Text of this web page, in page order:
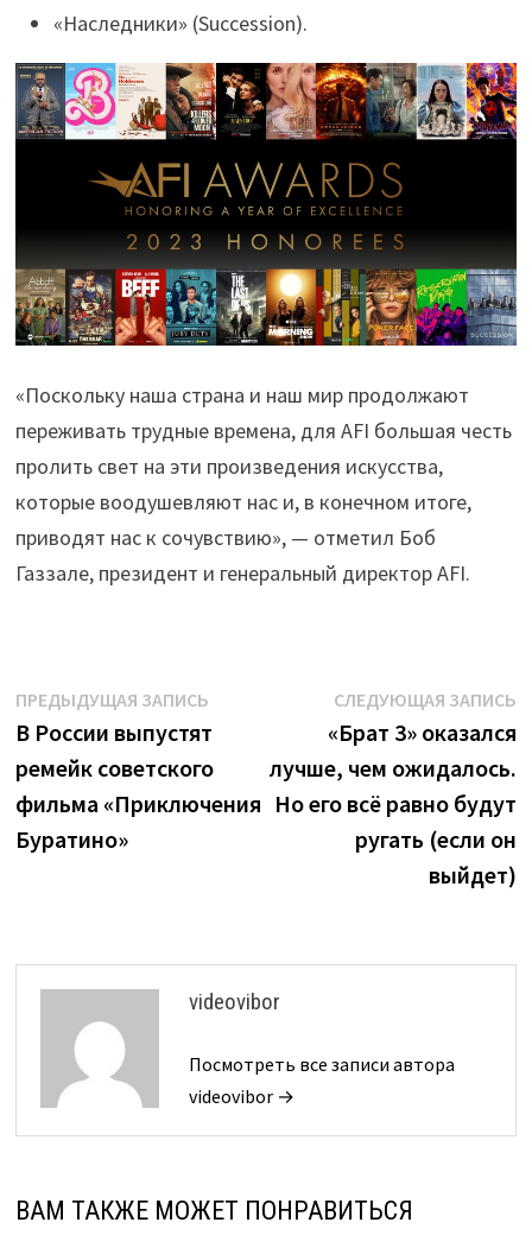
«Наследники» (Succession).
«Поскольку наша страна и наш мир продолжают
переживать трудные времена, для AFI большая честь
пролить свет на эти произведения искусства,
которые воодушевляют нас и, в конечном итоге,
приводят нас к сочувствию», — отметил Боб
Газзале, президент и генеральный директор AFI.
Навигация
по
записям
ПРЕДЫДУЩАЯ ЗАПИСЬПредыдущая
запись:
В России выпустят
ремейк советского
фильма «Приключения
Буратино»
СЛЕДУЮЩАЯ ЗАПИСЬ
«Брат 3» оказался
лучше, чем ожидалось.
Но его всё равно будут
ругать (если он
выйдет)
videovibor
Посмотреть все записи автора
videovibor →
ВАМ ТАКЖЕ МОЖЕТ ПОНРАВИТЬСЯ